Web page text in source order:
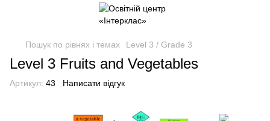
Пошук по рівнях і темах Level 3 / Grade 3
Level 3 Fruits and Vegetables
Артикул: 43 Написати відгук